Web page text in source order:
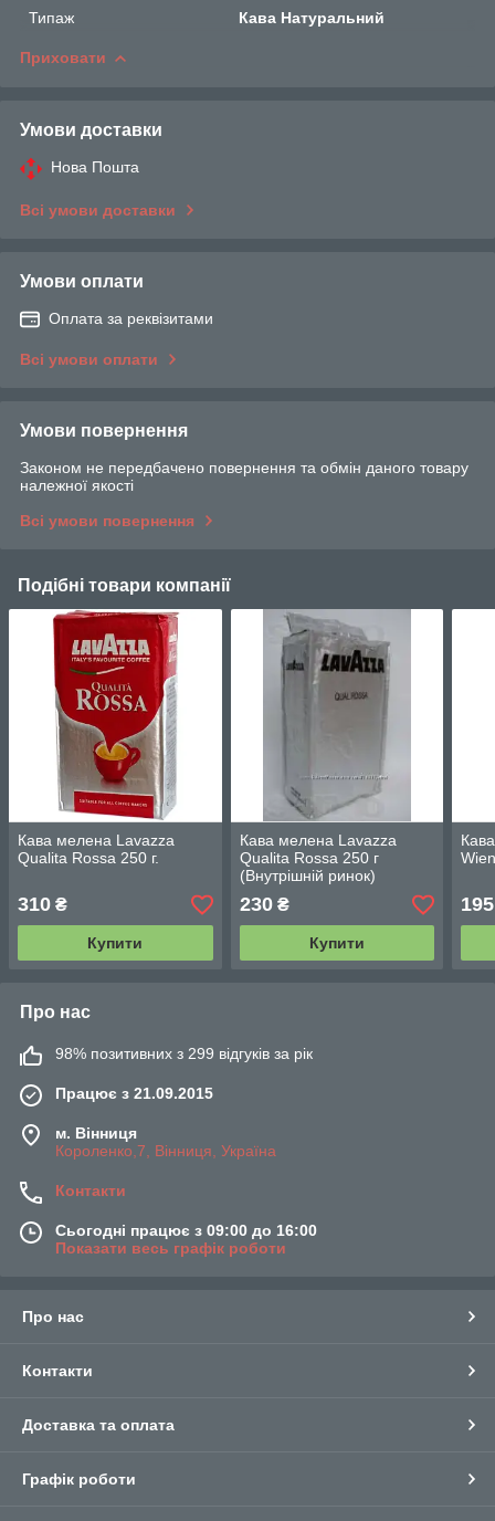
Типаж
Кава Натуральний
Приховати
Умови доставки
Нова Пошта
Всі умови доставки
Умови оплати
Оплата за реквізитами
Всі умови оплати
Умови повернення
Законом не передбачено повернення та обмін даного товару
належної якості
Всі умови повернення
Подібні товари компанії
Кава мелена Lavazza
Qualita Rossa 250 г.
310 ₴
Купити
Кава мелена Lavazza
Qualita Rossa 250 г
(Внутрішній ринок)
230₴
Купити
195
Про нас
98% позитивних з 299 відгуків за рік
Працює з 21.09.2015
м. Вінниця
Короленко,7, Вінниця, Україна
Контакти
Сьогодні працює з 09:00 до 16:00
Показати весь графік роботи
Про нас
Контакти
Доставка та оплата
Графік роботи